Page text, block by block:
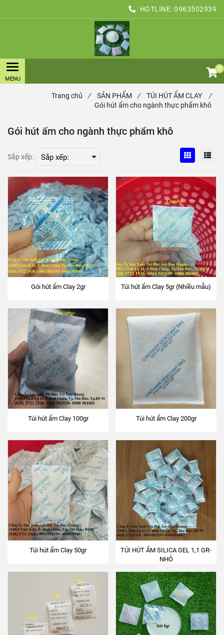
HOTLINE: 0963502939
0
Trang chủ / SẢN PHẨM / TÚI HÚT ẨM CLAY
/
Gói hút ẩm cho ngành thực phẩm khô
Gói hút ẩm cho ngành thực phẩm khô
Sắp xếp:
Gói hút ẩm Clay 2gr Túi hút ẩm Clay 5gr (Nhiều mẫu)
Túi hút ẩm Clay 100gr Túi hút ẩm Clay 200gr
Túi hút ẩm Clay 50gr
TÚI HÚT ẨM SILICA GEL 1,1 GR-
NHỎ